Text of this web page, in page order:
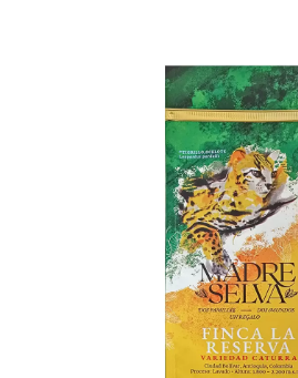
$ 53.500
hasta
$ 73.500